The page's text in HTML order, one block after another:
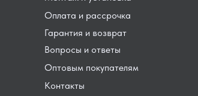
Гарантия и возврат
Оплата и рассрочка
Оптовым покупателям
Контакты
Вопросы и ответы